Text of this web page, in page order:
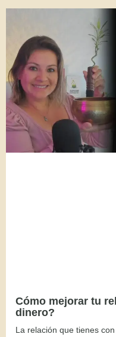
Cómo mejorar tu
dinero?
La relación que tienes